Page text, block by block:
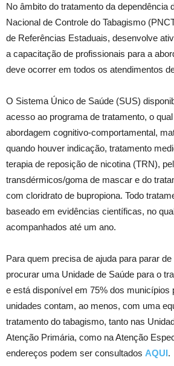
No âmbito do tratamento da dependência
Nacional de Controle do Tabagismo
de Referências Estaduais, desenvolve
a capacitação de profissionais para a
deve ocorrer em todos os atendimentos
O Sistema Único de Saúde (SUS)
acesso ao programa de tratamento, o
abordagem cognitivo-comportamental,
quando houver indicação, tratamento
terapia de reposição de nicotina (TRN),
transdérmicos/goma de mascar e do
com cloridrato de bupropiona. Todo
baseado em evidências científicas, no
acompanhados até um ano.
Para quem precisa de ajuda para parar
procurar uma Unidade de Saúde para o
e está disponível em 75% dos municípios
unidades contam, ao menos, com uma
tratamento do tabagismo, tanto nas
Atenção Primária, como na Atenção
endereços podem ser consultados AQUI.